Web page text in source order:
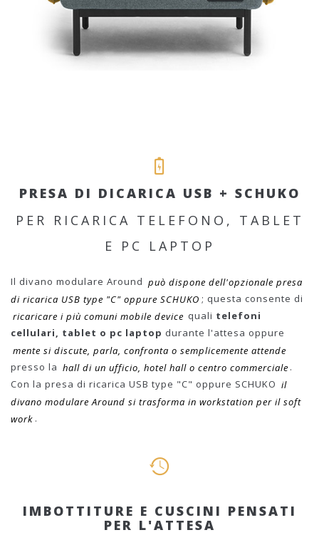
PRESA DI DICARICA USB + SCHUKO
PER RICARICA TELEFONO, TABLET
E PC LAPTOP
Il divano modulare Around può dispone dell'opzionale presa
di ricarica USB type "C" oppure SCHUKO ; questa consente di
ricaricare i più comuni mobile device quali telefoni
cellulari, tablet o pc laptop durante l'attesa oppure
mente si discute, parla, confronta o semplicemente attende
presso la hall di un ufficio, hotel hall o centro commerciale .
Con la presa di ricarica USB type "C" oppure SCHUKO il
divano modulare Around si trasforma in workstation per il soft
work .
IMBOTTITURE E CUSCINI PENSATI
PER L'ATTESA